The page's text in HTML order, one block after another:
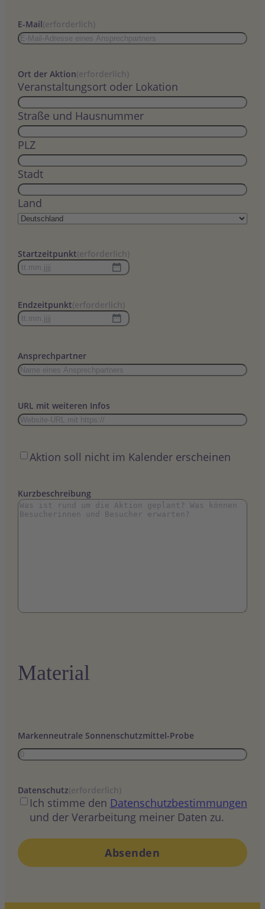
E-Mail(erforderlich)
Ort der Aktion(erforderlich)
Veranstaltungsort oder Lokation
Straße und Hausnummer
PLZ
Stadt
Land
Startzeitpunkt(erforderlich)
TT
MM
Punkt
JJJJ
Endzeitpunkt(erforderlich)
TT
MM
Punkt
Ansprechpartner
URL mit weiteren Infos
Öffentlich
Aktion soll nicht im Kalender erscheinen
Kurzbeschreibung
Material
Markenneutrale Sonnenschutzmittel-Probe
Datenschutz(erforderlich)
Ich stimme den Datenschutzbestimmungen
und der Verarbeitung meiner Daten zu.